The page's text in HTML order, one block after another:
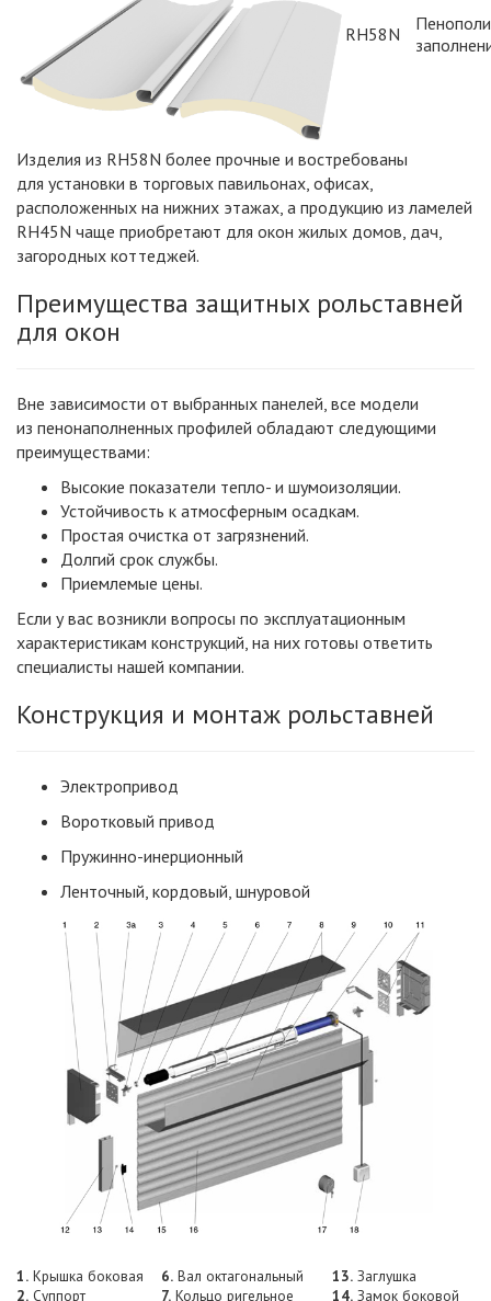
RH58N
Изделия из RH58N более прочные и востребованы
для установки в торговых павильонах, офисах,
расположенных на нижних этажах, а продукцию из ламелей
RH45N чаще приобретают для окон жилых домов, дач,
загородных коттеджей.
Преимущества защитных рольставней
для окон
Вне зависимости от выбранных панелей, все модели
из пенонаполненных профилей обладают следующими
преимуществами:
Высокие показатели тепло- и шумоизоляции.
Устойчивость к атмосферным осадкам.
Простая очистка от загрязнений.
Долгий срок службы.
Приемлемые цены.
Если у вас возникли вопросы по эксплуатационным
характеристикам конструкций, на них готовы ответить
специалисты нашей компании.
Конструкция и монтаж рольставней
Электропривод
Воротковый привод
Пружинно-инерционный
Ленточный, кордовый, шнуровой
1. Крышка боковая
2. Суппорт
6. Вал октагональный
7. Кольцо ригельное
13. Заглушка
14. Замок боковой